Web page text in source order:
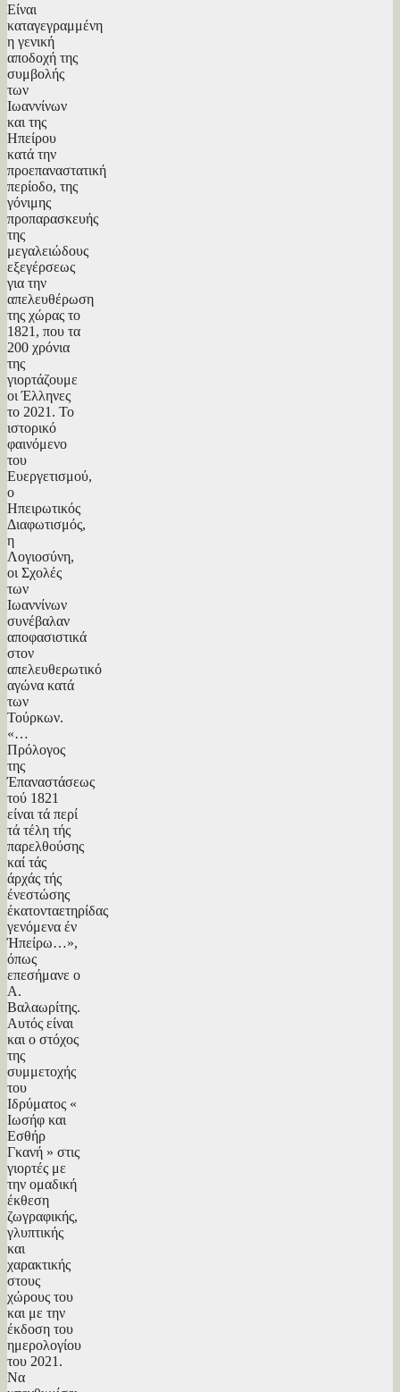
Είναι
καταγεγραμμένη
η γενική
αποδοχή της
συμβολής
των
Ιωαννίνων
και της
Ηπείρου
κατά την
προεπαναστατική
περίοδο, της
γόνιμης
προπαρασκευής
της
μεγαλειώδους
εξεγέρσεως
για την
απελευθέρωση
της χώρας το
1821, που τα
200 χρόνια
της
γιορτάζουμε
οι Έλληνες
το 2021. Το
ιστορικό
φαινόμενο
του
Ευεργετισμού,
ο
Ηπειρωτικός
Διαφωτισμός,
η
Λογιοσύνη,
οι Σχολές
των
Ιωαννίνων
συνέβαλαν
αποφασιστικά
στον
απελευθερωτικό
αγώνα κατά
των
Τούρκων.
«…
Πρόλογος
της
Έπαναστάσεως
τού 1821
είναι τά περί
τά τέλη τής
παρελθούσης
καί τάς
άρχάς τής
ένεστώσης
έκατονταετηρίδας
γενόμενα έν
Ήπείρω…»,
όπως
επεσήμανε ο
Α.
Βαλαωρίτης.
Αυτός είναι
και ο στόχος
της
συμμετοχής
του
Ιδρύματος «
Ιωσήφ και
Εσθήρ
Γκανή » στις
γιορτές με
την ομαδική
έκθεση
ζωγραφικής,
γλυπτικής
και
χαρακτικής
στους
χώρους του
και με την
έκδοση του
ημερολογίου
του 2021.
Να